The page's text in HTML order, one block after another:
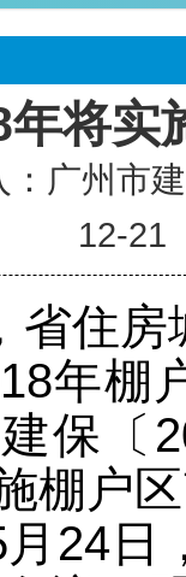
将实
：广州市
12-21
住房
年棚
保〔
棚户
日